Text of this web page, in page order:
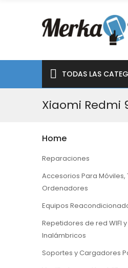
TODAS LAS
Xiaomi Redmi
Home
Reparaciones
Accesorios Para Móviles,
Ordenadores
Equipos
Repetidores de red WIFI
Inalámbricos
Soportes y Cargadores